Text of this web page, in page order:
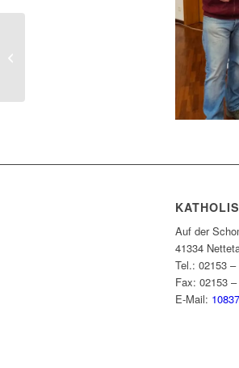
Auf der
41334
Tel.: 02153 –
Fax: 02153
E-Mail: